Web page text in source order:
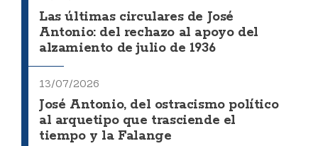
Las últimas circulares de José
Antonio: del rechazo al apoyo del
alzamiento de julio de 1936
13/07/2026
José Antonio, del ostracismo político
al arquetipo que trasciende el
tiempo y la Falange